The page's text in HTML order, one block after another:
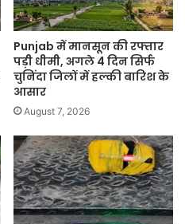
Punjab में मानसून की रफ्तार
पड़ी धीमी, अगले 4 दिन सिर्फ
चुनिंदा जिलों में हल्की बारिश के
आसार
August 7, 2026